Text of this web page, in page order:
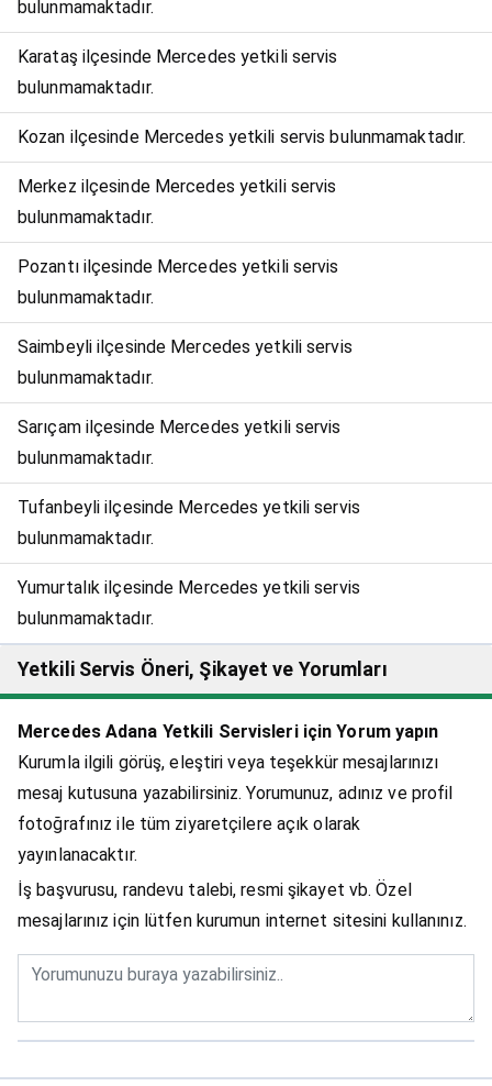
bulunmamaktadır.
Karataş ilçesinde Mercedes yetkili servis
bulunmamaktadır.
Kozan ilçesinde Mercedes yetkili servis bulunmamaktadır.
Merkez ilçesinde Mercedes yetkili servis
bulunmamaktadır.
Pozantı ilçesinde Mercedes yetkili servis
bulunmamaktadır.
Saimbeyli ilçesinde Mercedes yetkili servis
bulunmamaktadır.
Sarıçam ilçesinde Mercedes yetkili servis
bulunmamaktadır.
Tufanbeyli ilçesinde Mercedes yetkili servis
bulunmamaktadır.
Yumurtalık ilçesinde Mercedes yetkili servis
bulunmamaktadır.
Yetkili Servis Öneri, Şikayet ve Yorumları
Mercedes Adana Yetkili Servisleri için Yorum yapın
Kurumla ilgili görüş, eleştiri veya teşekkür mesajlarınızı
mesaj kutusuna yazabilirsiniz. Yorumunuz, adınız ve profil
fotoğrafınız ile tüm ziyaretçilere açık olarak
yayınlanacaktır.
İş başvurusu, randevu talebi, resmi şikayet vb. Özel
mesajlarınız için lütfen kurumun internet sitesini kullanınız.